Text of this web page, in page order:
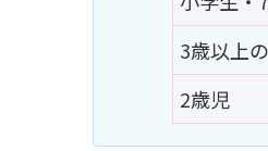
3歳以上
2歳児